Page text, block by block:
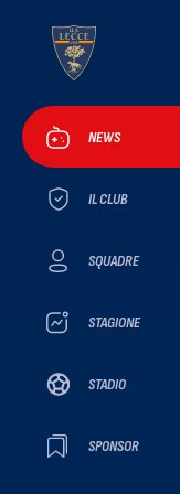
NEWS
IL CLUB
SQUADRE
STAGIONE
STADIO
SPONSOR